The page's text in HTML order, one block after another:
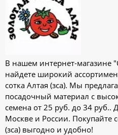
В нашем интернет-магазине
найдете широкий
сотка Алтая (зса). Мы
посадочный материал с
семена от 25 руб. до 34 руб..
Москве и России. Покупайте
(зса) выгодно и удобно!